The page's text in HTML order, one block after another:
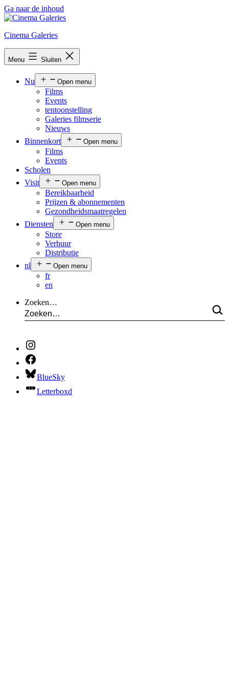
Ga naar de inhoud
Cinema Galeries
Menu Sluiten
Nu Open menu
Films
Events
tentoonstelling
Galeries filmserie
Nieuws
Binnenkort
Open menu
Films
Events
Scholen
Visit
Open menu
Bereikbaarheid
Prijzen & abonnementen
Gezondheidsmaatregelen
Diensten
Open menu
Store
Verhuur
Distributie
nl
Open menu
fr
en
Zoeken…
BlueSky
Letterboxd